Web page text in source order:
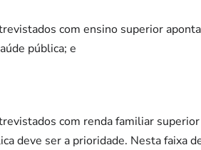
com ensino superior
pública; e
com renda familiar
deve ser a prioridade. Nesta faixa